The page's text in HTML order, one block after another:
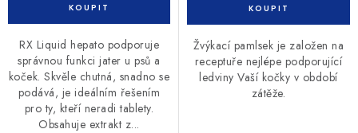
RX Liquid hepato podporuje
správnou funkci jater u psů a
koček. Skvěle chutná, snadno se
podává, je ideálním řešením
pro ty, kteří neradi tablety.
Obsahuje extrakt z...
Žvýkací pamlsek je založen na
receptuře nejlépe podporující
ledviny Vaší kočky v období
zátěže.